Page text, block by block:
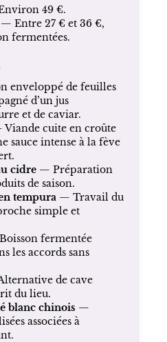
49 €.
Entre 27 € et 36 €,
fermentées.
enveloppé de feuilles
d’un jus
et de caviar.
cuite en croûte
sauce intense à la fève
cidre— Préparation
de saison.
tempura— Travail du
simple et
fermentée
les accords sans
de cave
du lieu.
blanc chinois —
associées à